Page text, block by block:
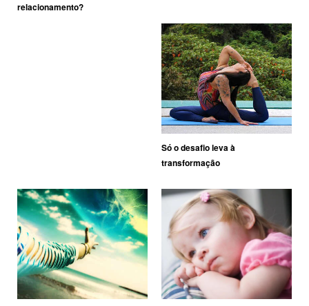
relacionamento?
Só o desafio leva à
transformação